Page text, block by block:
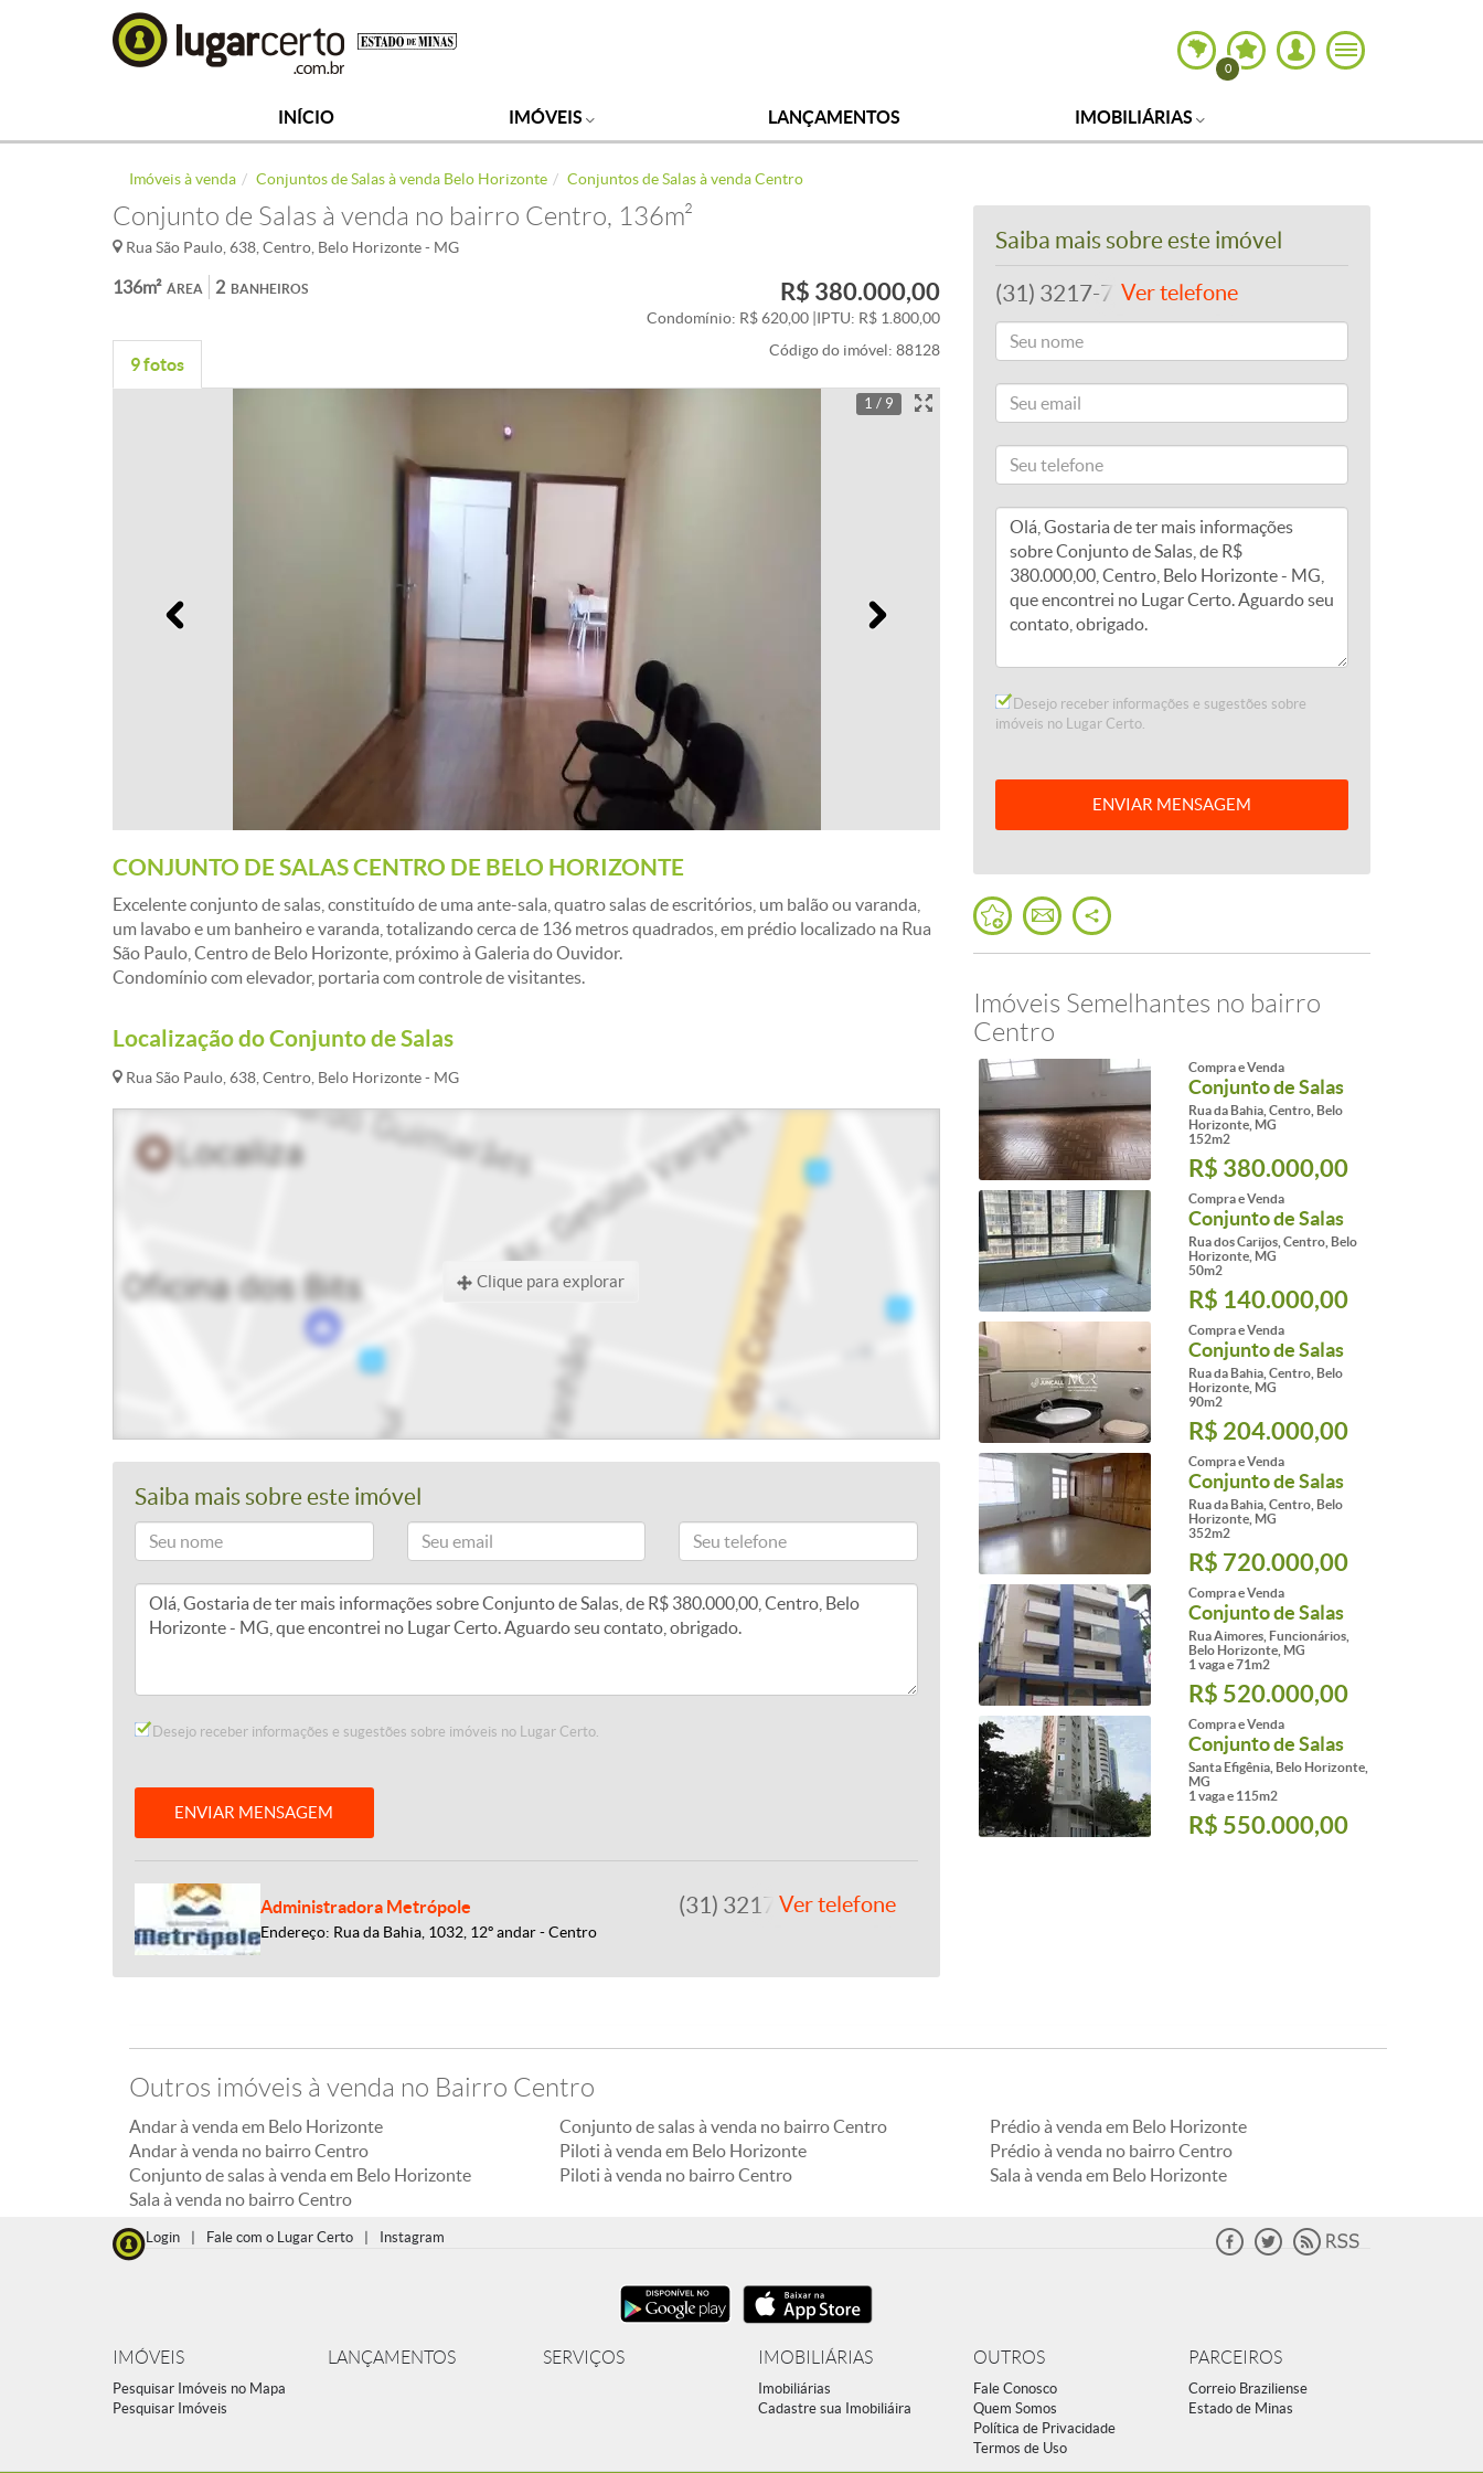
0
INÍCIO IMÓVEIS LANÇAMENTOS IMOBILIÁRIAS
Imóveis à venda Conjuntos de Salas à venda Belo Horizonte Conjuntos de Salas à venda Centro
Conjunto de Salas à venda no bairro Centro, 136m²
Rua São Paulo, 638, Centro, Belo Horizonte - MG
ÁREA
136m² BANHEIROS
2 R$ 380.000,00
Condomínio: R$ 620,00 IPTU: R$ 1.800,00
9 fotos
Código do imóvel: 88128
1 / 9
CONJUNTO DE SALAS CENTRO DE BELO HORIZONTE
Excelente conjunto de salas, constituído de uma ante-sala, quatro salas de escritórios, um balão ou varanda,
um lavabo e um banheiro e varanda, totalizando cerca de 136 metros quadrados, em prédio localizado na Rua
São Paulo, Centro de Belo Horizonte, próximo à Galeria do Ouvidor.
Condomínio com elevador, portaria com controle de visitantes.
Localização do Conjunto de Salas
Rua São Paulo, 638, Centro, Belo Horizonte - MG
Clique para explorar
Saiba mais sobre este imóvel
Desejo receber informações e sugestões sobre imóveis no Lugar Certo.
ENVIAR MENSAGEM
Administradora Metrópole
Endereço: Rua da Bahia, 1032, 12º andar - Centro
(31) 3217-7700Ver telefone
Saiba mais sobre este imóvel
(31) 3217-7700Ver telefone
Desejo receber informações e sugestões sobre
imóveis no Lugar Certo.
ENVIAR MENSAGEM
Imóveis Semelhantes no bairro
Centro
Compra e Venda
Conjunto de Salas
Rua da Bahia, Centro, Belo
Horizonte, MG
152m2
R$ 380.000,00
Compra e Venda
Conjunto de Salas
Rua dos Carijos, Centro, Belo
Horizonte, MG
50m2
R$ 140.000,00
Compra e Venda
Conjunto de Salas
Rua da Bahia, Centro, Belo
Horizonte, MG
90m2
R$ 204.000,00
Compra e Venda
Conjunto de Salas
Rua da Bahia, Centro, Belo
Horizonte, MG
352m2
R$ 720.000,00
Compra e Venda
Conjunto de Salas
Rua Aimores, Funcionários,
Belo Horizonte, MG
1 vaga e 71m2
R$ 520.000,00
Compra e Venda
Conjunto de Salas
Santa Efigênia, Belo Horizonte,
MG
1 vaga e 115m2
R$ 550.000,00
Outros imóveis à venda no Bairro Centro
Andar à venda em Belo Horizonte
Andar à venda no bairro Centro
Conjunto de salas à venda em Belo Horizonte
Conjunto de salas à venda no bairro Centro
Piloti à venda em Belo Horizonte
Piloti à venda no bairro Centro
Prédio à venda em Belo Horizonte
Prédio à venda no bairro Centro
Sala à venda em Belo Horizonte
Sala à venda no bairro Centro
Login Fale com o Lugar Certo Instagram
IMÓVEIS
Pesquisar Imóveis no Mapa
Pesquisar Imóveis
LANÇAMENTOS SERVIÇOS IMOBILIÁRIAS
Imobiliárias
Cadastre sua Imobiliáira
OUTROS
Fale Conosco
Quem Somos
Política de Privacidade
Termos de Uso
PARCEIROS
Correio Braziliense
Estado de Minas